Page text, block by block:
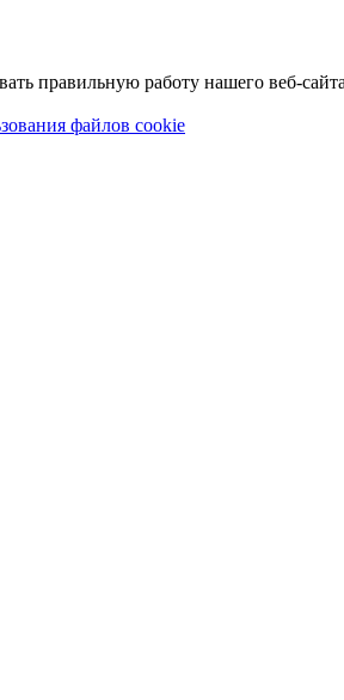
правильную работу нашего веб-
файлов cookie